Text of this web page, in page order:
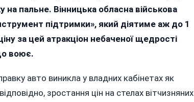
пальне. Вінницька обласна військова
підтримки», який діятиме аж до 1
за цей атракціон небаченої щедрості
воює.
авто виникла у владних кабінетах як
зростання цін на стелах вітчизняних